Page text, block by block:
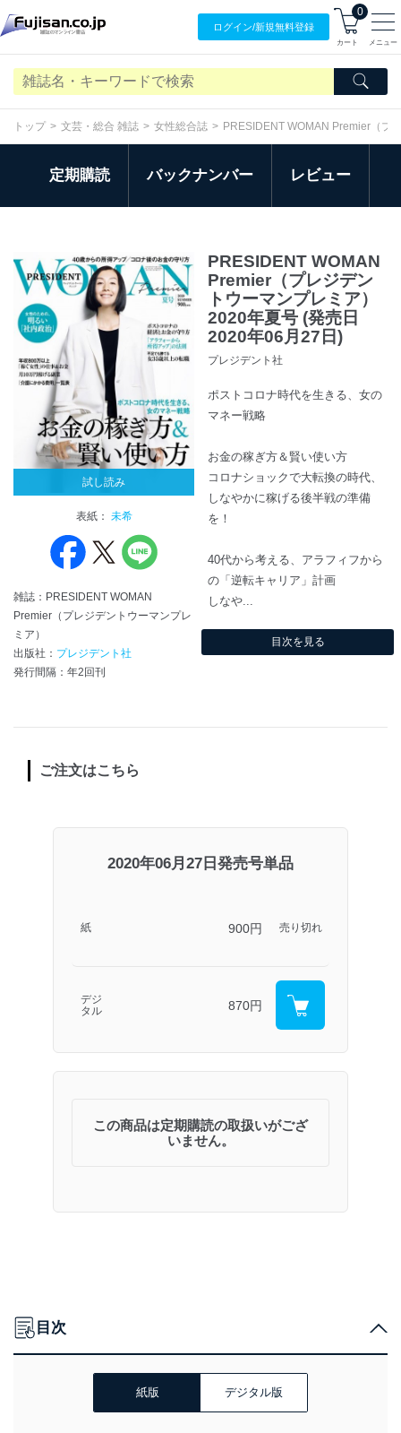
ログイン/新規無料登録
0
カート メニュー
トップ 文芸・総合 雑誌 女性総合誌 PRESIDENT WOMAN Premier（プ
定期購読 バックナンバー レビュー
試し読み
表紙： 未希
雑誌：PRESIDENT WOMAN
Premier（プレジデントウーマンプレ
ミア）
出版社： プレジデント社
発行間隔：年2回刊
PRESIDENT WOMAN
Premier（プレジデン
トウーマンプレミア）
2020年夏号 (発売日
2020年06月27日)
プレジデント社
ポストコロナ時代を生きる、女の
マネー戦略
お金の稼ぎ方＆賢い使い方
コロナショックで大転換の時代、
しなやかに稼げる後半戦の準備
を！
40代から考える、アラフィフから
の「逆転キャリア」計画
しなや...
目次を見る
ご注文はこちら
2020年06月27日発売号単品
紙 900円 売り切れ
デジ
タル
870円
この商品は定期購読の取扱いがござ
いません。
目次
紙版 デジタル版